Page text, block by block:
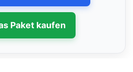
Paket kaufen